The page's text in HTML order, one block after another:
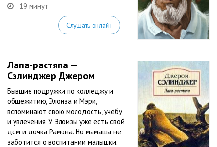
19 минут
Слушать онлайн
Лапа-растяпа —
Сэлинджер Джером
Бывшие подружки по колледжу и
общежитию, Элоиза и Мэри,
вспоминают свою молодость, учёбу
и увлечения. У Элоизы уже есть свой
дом и дочка Рамона. Но мамаша не
заботится о воспитании малышки.